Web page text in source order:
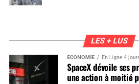
LES + LUS
ÉCONOMIE En Ligne 4
SpaceX dévoile ses
une action à moitié